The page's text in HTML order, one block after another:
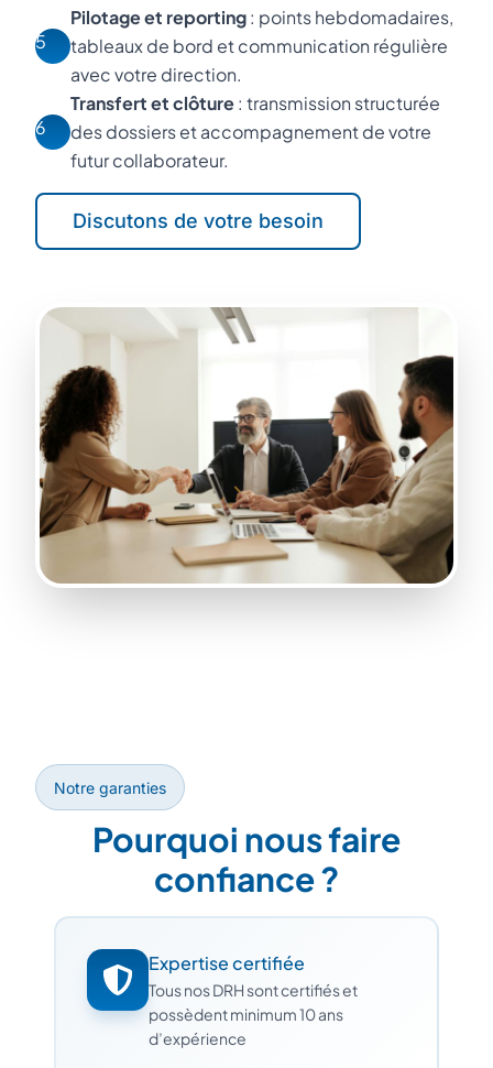
5
Pilotage et reporting: points hebdomadaires,
tableaux de bord et communication régulière
avec votre direction.
6
Transfert et clôture: transmission structurée
des dossiers et accompagnement de votre
futur collaborateur.
Discutons de votre besoin
Notre garanties
Pourquoi nous faire
confiance ?
Expertise certifiée
Tous nos DRH sont certifiés et
possèdent minimum 10 ans
d’expérience